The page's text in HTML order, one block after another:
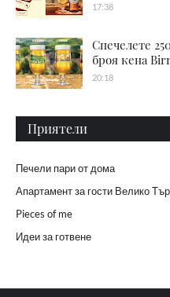
17:38
Спечелете
броя кена
20:18
Приятели
Печели пари от дома
Апартамент за гости Велико
Pieces of me
Идеи за готвене